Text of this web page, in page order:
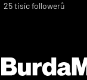
25 tisíc followerů